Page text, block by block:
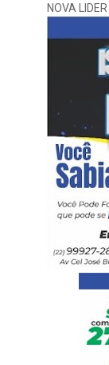
NOVA LIDER